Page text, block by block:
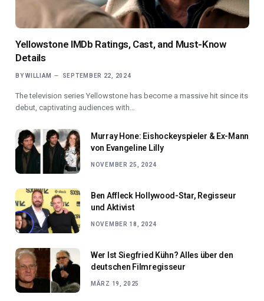
Yellowstone IMDb Ratings, Cast, and Must-Know
Details
BY WILLIAM SEPTEMBER 22, 2024
The television series Yellowstone has become a massive hit since its
debut, captivating audiences with…
Murray Hone: Eishockeyspieler & Ex-Mann
von Evangeline Lilly
NOVEMBER 25, 2024
Ben Affleck Hollywood-Star, Regisseur
und Aktivist
NOVEMBER 18, 2024
Wer Ist Siegfried Kühn? Alles über den
deutschen Filmregisseur
MÄRZ 19, 2025